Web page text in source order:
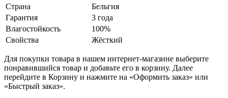
Страна
Бельгия
Гарантия
3 года
Влагостойкость
100%
Свойства
Жёсткий
Для покупки товара в нашем интернет-магазине выберите
понравившийся товар и добавьте его в корзину. Далее
перейдите в Корзину и нажмите на «Оформить заказ» или
«Быстрый заказ».